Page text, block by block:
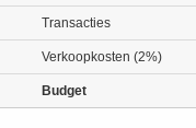
Transacties
Verkoopkosten (2%)
Budget